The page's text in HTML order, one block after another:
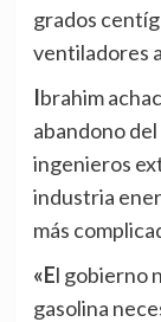
grados
ventiladores
Ibrahim achacó la crisis del suministro eléctrico al
abandono
ingenieros
industria
más
«El gobierno no tiene dinero para comprar la
gasolina